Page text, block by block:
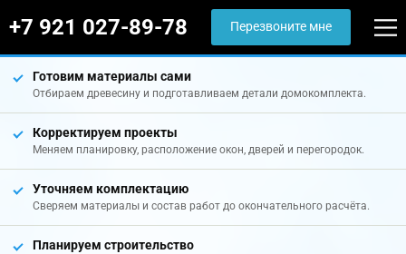
+7 921 027-89-78 Перезвоните мне
Готовим материалы сами
Отбираем древесину и подготавливаем детали домокомплекта.
Корректируем проекты
Меняем планировку, расположение окон, дверей и перегородок.
Уточняем комплектацию
Сверяем материалы и состав работ до окончательного расчёта.
Планируем строительство